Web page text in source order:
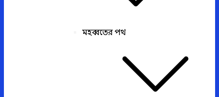
মহব্বতের পথ